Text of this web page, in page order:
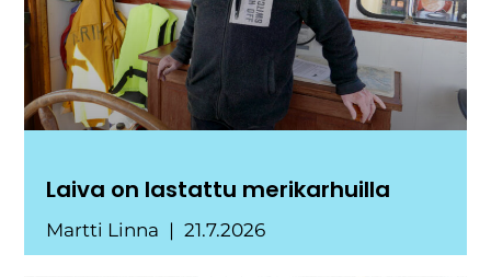
Laiva on lastattu merikarhuilla
Martti Linna 21.7.2026